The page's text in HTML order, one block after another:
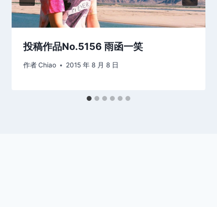
投稿作品No.5156 雨函一笑
作者Chiao 2015 年 8 月 8 日